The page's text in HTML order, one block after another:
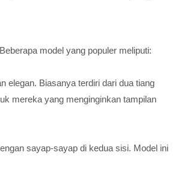
model yang populer meliputi:
elegan. Biasanya terdiri dari dua tiang
mereka yang menginginkan tampilan
sayap-sayap di kedua sisi. Model ini